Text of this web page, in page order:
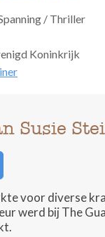
/ Thriller
Koninkrijk
Susie
voor diverse
werd bij The